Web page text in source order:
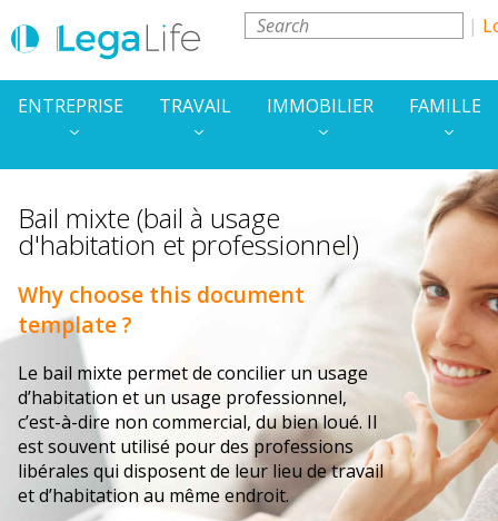
ENTREPRISE TRAVAIL IMMOBILIER FAMILLE
Bail mixte (bail à usage
d'habitation et professionnel)
Why choose this document
template ?
Le bail mixte permet de concilier un usage
d’habitation et un usage professionnel,
c’est-à-dire non commercial, du bien loué. Il
est souvent utilisé pour des professions
libérales qui disposent de leur lieu de travail
et d’habitation au même endroit.